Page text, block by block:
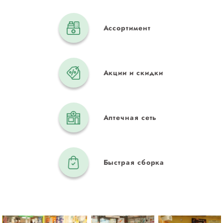
Ассортимент
Акции и скидки
Аптечная сеть
Быстрая сборка